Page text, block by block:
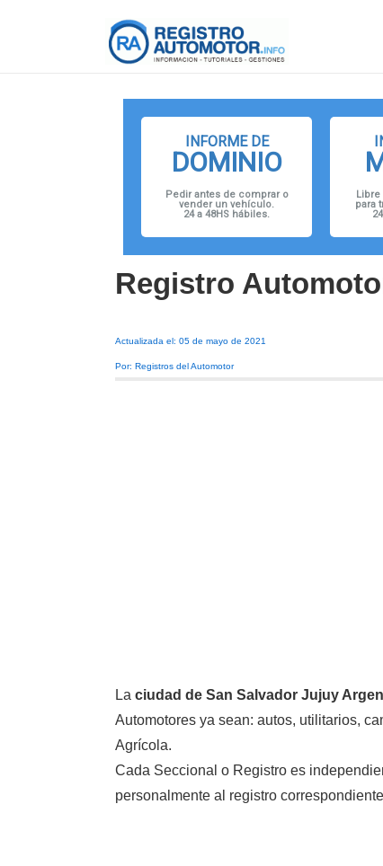
INFORME DE
DOMINIO
Pedir antes de comprar o
vender un vehículo.
24 a 48HS hábiles.
Libre
para
Registro
Actualizada el: 05 de mayo de 2021
Por: Registros del Automotor
Laciudad de San Salvador Jujuy
Automotores ya sean: autos, utilitarios,
Agrícola.
Cada Seccional o Registro es
personalmente al registro